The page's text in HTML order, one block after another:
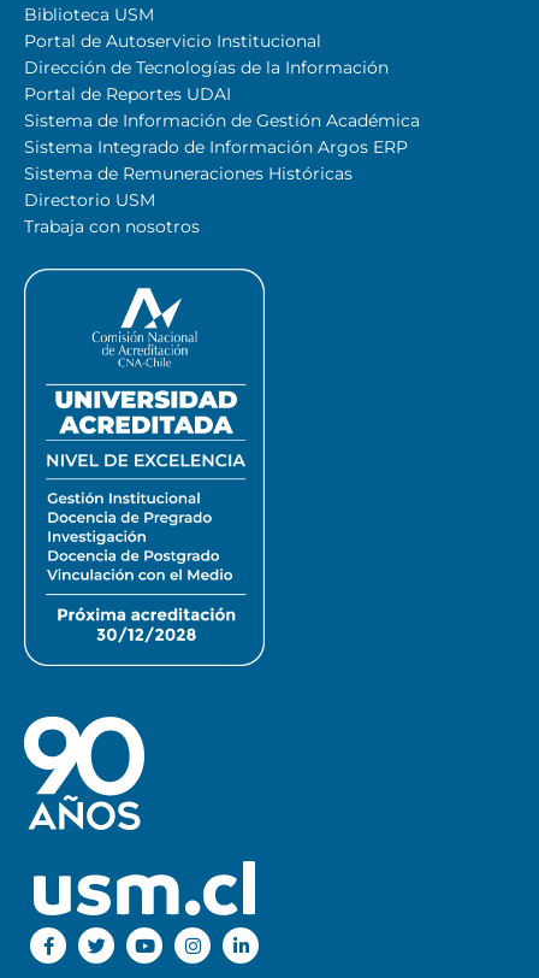
Biblioteca USM
Portal de Autoservicio Institucional
Dirección de Tecnologías de la Información
Portal de Reportes UDAI
Sistema de Información de Gestión Académica
Sistema Integrado de Información Argos ERP
Sistema de Remuneraciones Históricas
Directorio USM
Trabaja con nosotros